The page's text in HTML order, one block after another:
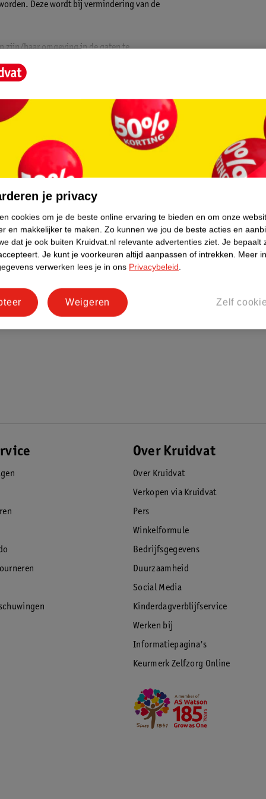
Deze wordt bij vermindering van de
zijn/haar omgeving in de gaten te
kleurenscherm met een heldere
temperatuur in de babykamer (met een
en de mogelijkheid om op
Mocht de verbinding wegvallen of de
wel zo'n veilig gevoel! Verder kun je vanuit
Ten slotte is het ook mogelijk om een
is om je kleintje te voeden.
tot je beschikking. De ouder-unit werkt op
USB kabel. Er worden 2 adapters
Over Kruidvat
Over Kruidvat
Verkopen via Kruidvat
Pers
Winkelformule
Bedrijfsgegevens
Duurzaamheid
Social Media
Kinderdagverblijfservice
Werken bij
Informatiepagina's
Keurmerk Zelfzorg Online
je privacy
cookies om je de beste online ervaring te bieden en om onze
en makkelijker te maken. Zo kunnen we jou de beste acties en
dat je ook buiten Kruidvat.nl relevante advertenties ziet. Je bepaalt
Je kunt je voorkeuren altijd aanpassen of intrekken. Meer
verwerken lees je in ons Privacybeleid.
Zelf
Weigeren